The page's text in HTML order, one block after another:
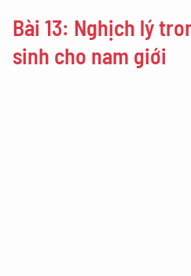
Bài 13: Nghịch lý
sinh cho nam giới